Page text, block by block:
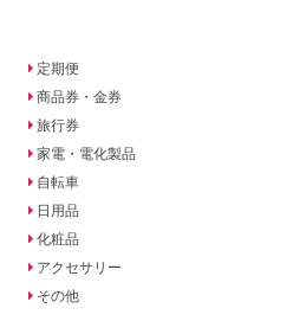
定期便
商品券・金券
旅行券
家電・電化製品
自転車
日用品
化粧品
アクセサリー
その他